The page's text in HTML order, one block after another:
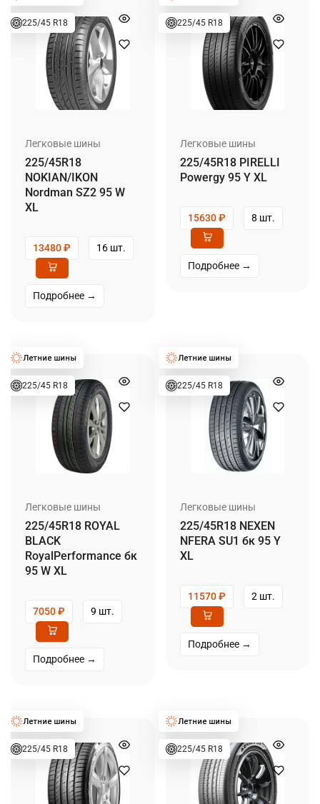
225/45 R18
Легковые шины
225/45R18
NOKIAN/IKON
Nordman SZ2 95 W
XL
13480₽ 16 шт.
Подробнее →
225/45 R18
Легковые шины
225/45R18 PIRELLI
Powergy 95 Y XL
15630₽ 8 шт.
Подробнее →
225/45 R18
Легковые шины
225/45R18 ROYAL
BLACK
RoyalPerformance бк
95 W XL
7050₽ 9 шт.
Подробнее →
225/45 R18
Легковые шины
225/45R18 NEXEN
NFERA SU1 бк 95 Y
XL
11570₽ 2 шт.
Подробнее →
225/45 R18 225/45 R18